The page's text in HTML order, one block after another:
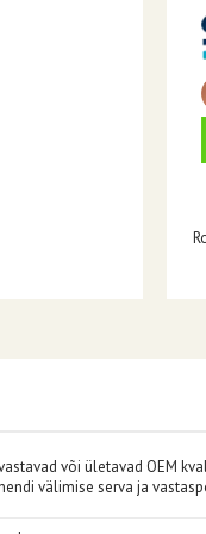
või ületavad OEM
välimise serva ja